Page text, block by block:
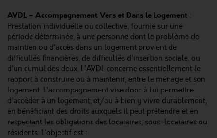
AVDL – Accompagnement Vers et Dans le Logement :
Prestation individuelle ou collective, fournie sur une
période déterminée, à une personne dont le problème de
maintien ou d'accès dans un logement provient de
difficultés financières, de difficultés d'insertion sociale, ou
d'un cumul des deux. L'AVDL concerne essentiellement le
rapport à construire ou à maintenir, entre le ménage et son
logement. L'accompagnement vise donc à lui permettre
d'accéder à un logement, et/ou à bien y vivre durablement,
en bénéficiant des droits auxquels il peut prétendre et en
respectant les obligations des locataires, sous-locataires ou
résidents. L'objectif est :